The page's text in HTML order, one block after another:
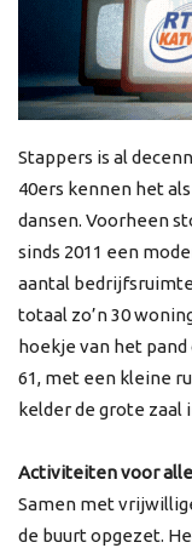
Stappers is al
40ers kennen het
dansen. Voorheen
sinds 2011 een
aantal
totaal zo’n 30
hoekje van het pand
61, met een kleine
kelder de grote zaal
Activiteiten voor
Samen met
de buurt opgezet.